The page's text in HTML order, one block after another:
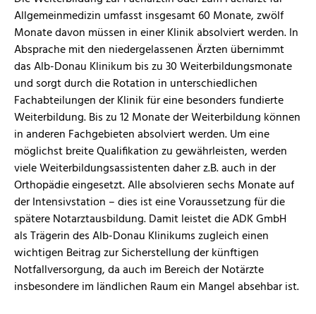
Allgemeinmedizin umfasst insgesamt 60 Monate, zwölf
Monate davon müssen in einer Klinik absolviert werden. In
Absprache mit den niedergelassenen Ärzten übernimmt
das Alb-Donau Klinikum bis zu 30 Weiterbildungsmonate
und sorgt durch die Rotation in unterschiedlichen
Fachabteilungen der Klinik für eine besonders fundierte
Weiterbildung. Bis zu 12 Monate der Weiterbildung können
in anderen Fachgebieten absolviert werden. Um eine
möglichst breite Qualifikation zu gewähr­leisten, werden
viele Weiterbildungs­assistenten daher z.B. auch in der
Orthopädie eingesetzt. Alle absolvieren sechs Monate auf
der Intensivstation – dies ist eine Voraussetzung für die
spätere Notarzt­ausbildung. Damit leistet die ADK GmbH
als Trägerin des Alb-Donau Klinikums zugleich einen
wichtigen Beitrag zur Sicherstellung der künftigen
Notfallversorgung, da auch im Bereich der Notärzte
insbesondere im ländlichen Raum ein Mangel absehbar ist.